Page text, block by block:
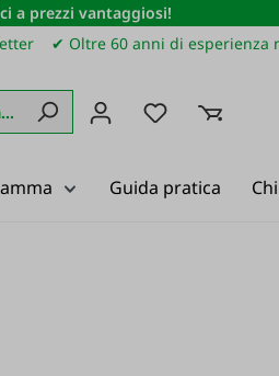
a prezzi vantaggiosi!
✔ Oltre 60 anni di esperienza
Hai 0 articoli
Guida pratica